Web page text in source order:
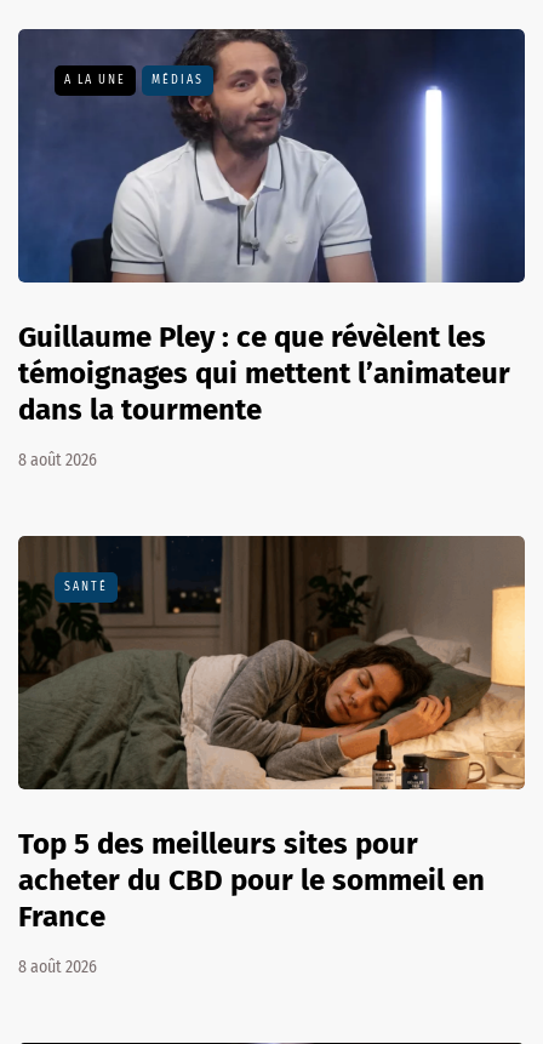
A LA UNE MÉDIAS
Guillaume Pley : ce que révèlent les
témoignages qui mettent l’animateur
dans la tourmente
8 août 2026
SANTÉ
Top 5 des meilleurs sites pour
acheter du CBD pour le sommeil en
France
8 août 2026